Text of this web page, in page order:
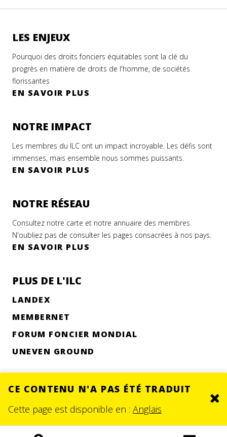
CE CONTENU N'A PAS ÉTÉ TRADUIT
Cette page est disponible en : Anglais
LES ENJEUX
Pourquoi des droits fonciers équitables sont la clé du
progrès en matière de droits de l'homme, de sociétés
florissantes
EN SAVOIR PLUS
NOTRE IMPACT
Les membres du ILC ont un impact incroyable. Les défis sont
immenses, mais ensemble nous sommes puissants.
EN SAVOIR PLUS
NOTRE RÉSEAU
Consultez notre carte et notre annuaire des membres.
N'oubliez pas de consulter les pages consacrées à nos pays.
EN SAVOIR PLUS
PLUS DE L'ILC
LANDEX
MEMBERNET
FORUM FONCIER MONDIAL
UNEVEN GROUND
© 2026.SITE BY DEV